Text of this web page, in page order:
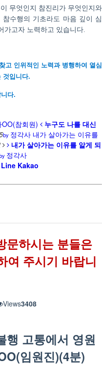
무엇인지 참진리가 무엇인지와
수행의 기초라도 마음 깊이 심
가고자 노력하고 있습니다
고 인위적인 노력과 병행하여 열심
것입니다.
다.
참회원)
누구도 나를 대신
by 정각사 내가 살아가는 이유를
내가 살아가는 이유를 알게 되
정각사
Line Kakao
문하시는 분들은
여 주시기 바랍니
Views3408
행 고통에서 영원
임원진)(4분)